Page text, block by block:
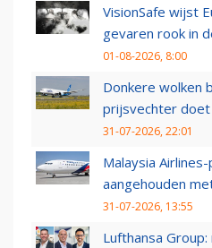
VisionSafe wijst
gevaren rook in
01-08-2026, 8:00
Donkere wolken
prijsvechter
31-07-2026, 22:01
Malaysia
aangehouden
31-07-2026, 13:55
Lufthansa Group: